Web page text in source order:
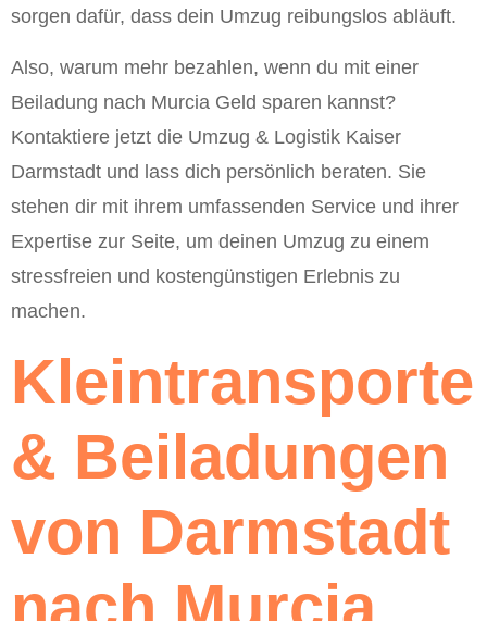
sorgen dafür, dass dein Umzug reibungslos abläuft.
Also, warum mehr bezahlen, wenn du mit einer
Beiladung nach Murcia Geld sparen kannst?
Kontaktiere jetzt die Umzug & Logistik Kaiser
Darmstadt und lass dich persönlich beraten. Sie
stehen dir mit ihrem umfassenden Service und ihrer
Expertise zur Seite, um deinen Umzug zu einem
stressfreien und kostengünstigen Erlebnis zu
machen.
Kleintransporte
& Beiladungen
von Darmstadt
nach Murcia